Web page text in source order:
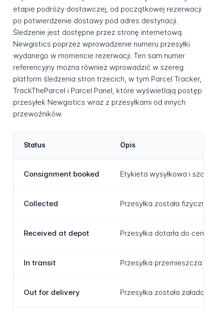
etapie podróży dostawczej, od początkowej rezerwacji
po potwierdzenie dostawy pod adres destynacji.
Śledzenie jest dostępne przez stronę internetową
Newgistics poprzez wprowadzenie numeru przesyłki
wydanego w momencie rezerwacji. Ten sam numer
referencyjny można również wprowadzić w szereg
platform śledzenia stron trzecich, w tym Parcel Tracker,
TrackTheParcel i Parcel Panel, które wyświetlają postęp
przesyłek Newgistics wraz z przesyłkami od innych
przewoźników.
Status Opis
Consignment booked Etykieta wysyłkowa i
Collected Przesyłka została
Received at depot Przesyłka dotarła do
In transit Przesyłka przemieszcza
Out for delivery Przesyłka została